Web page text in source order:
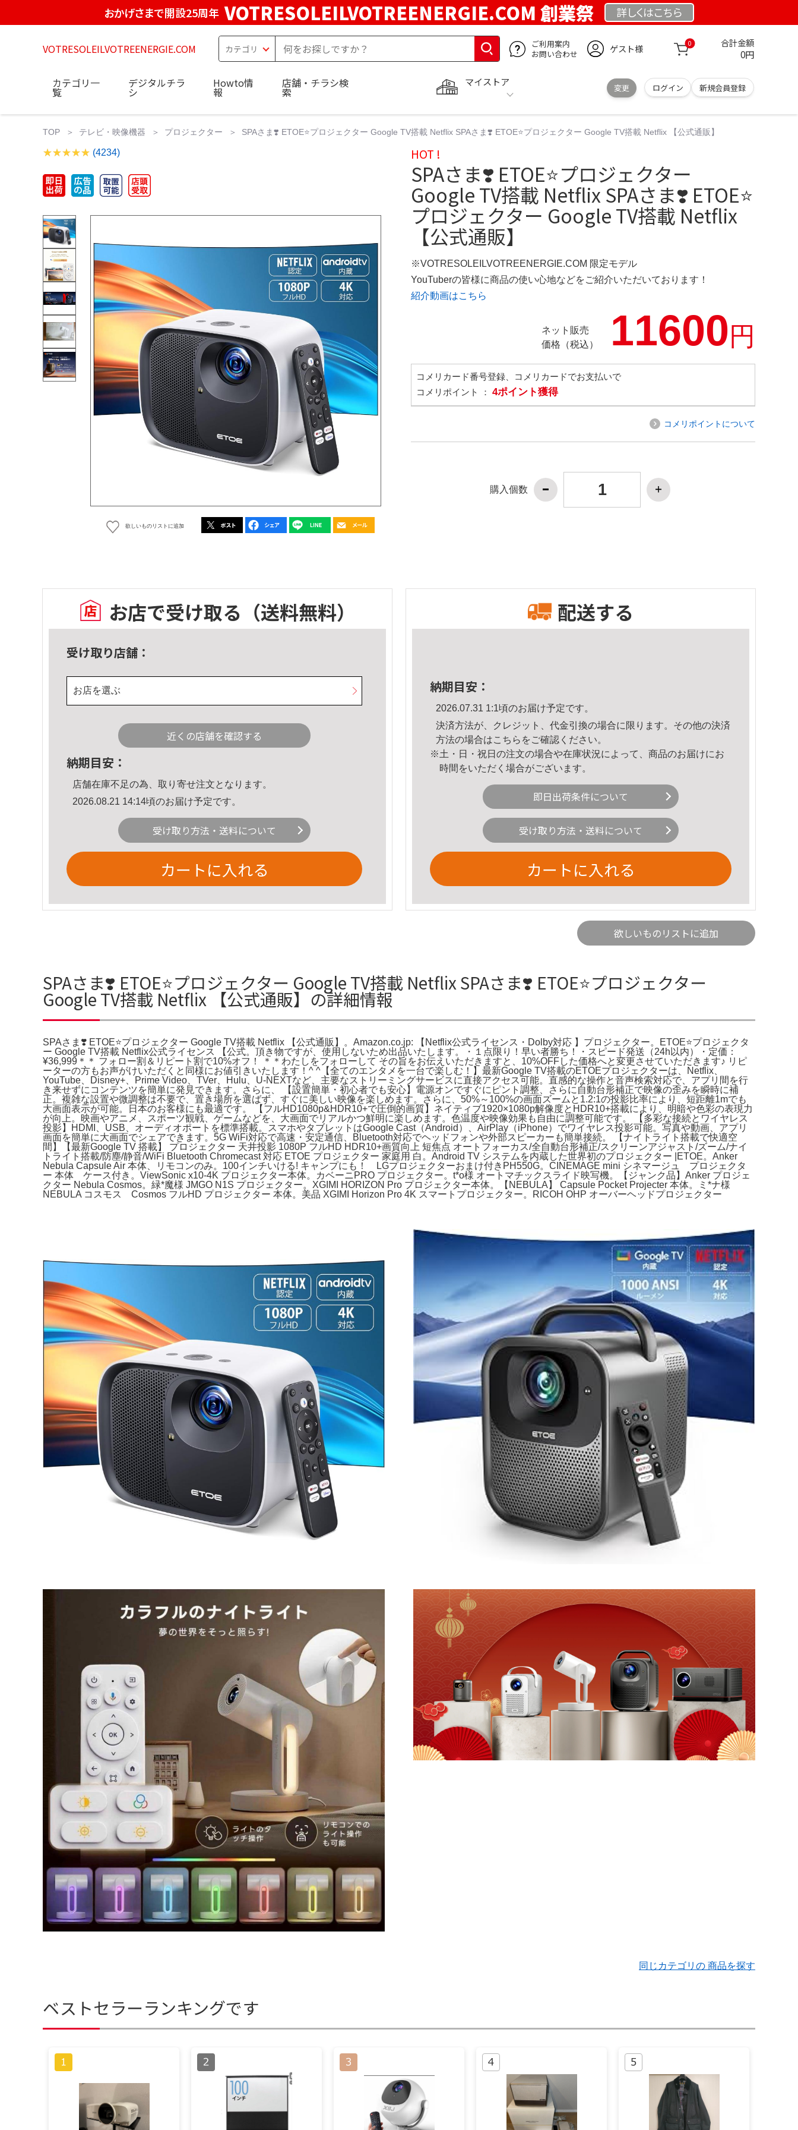
おかげさまで開設25周年 VOTRESOLEILVOTREENERGIE.COM 創業祭 詳しくはこちら
VOTRESOLEILVOTREENERGIE.COM
ご利用案内
お問い合わせ
ゲスト様 0 合計金額
0円
マイストア
変更 ログイン 新規会員登録
カテゴリ一
覧
デジタルチラ
シ
Howto情
報
店舗・チラシ検
索
TOP テレビ・映像機器 プロジェクター SPAさま❣️ ETOE⭐️プロジェクター Google TV搭載 Netflix SPAさま❣️ ETOE⭐️プロジェクター Google TV搭載 Netflix 【公式通販】
(4234)
欲しいものリストに追加
HOT !
SPAさま❣️ ETOE⭐️プロジェクター
Google TV搭載 Netflix SPAさま❣️ ETOE⭐️
プロジェクター Google TV搭載 Netflix
【公式通販】
※VOTRESOLEILVOTREENERGIE.COM 限定モデル
YouTuberの皆様に商品の使い心地などをご紹介いただいております！
紹介動画はこちら
ネット販売
価格（税込）
11600円
コメリカード番号登録、コメリカードでお支払いで
コメリポイント ： 4ポイント獲得
コメリポイントについて
購入個数
お店で受け取る （送料無料）
受け取り店舗：
お店を選ぶ
近くの店舗を確認する
納期目安：
店舗在庫不足の為、取り寄せ注文となります。
2026.08.21 14:14頃のお届け予定です。
受け取り方法・送料について
カートに入れる
配送する
納期目安：
2026.07.31 1:1頃のお届け予定です。
決済方法が、クレジット、代金引換の場合に限ります。その他の決済
方法の場合はこちら をご確認ください。
※土・日・祝日の注文の場合や在庫状況によって、商品のお届けにお
時間をいただく場合がございます。
即日出荷条件について
受け取り方法・送料について
カートに入れる
欲しいものリストに追加
SPAさま❣️ ETOE⭐️プロジェクター Google TV搭載 Netflix SPAさま❣️ ETOE⭐️プロジェクター
Google TV搭載 Netflix 【公式通販】の詳細情報
SPAさま❣️ ETOE⭐️プロジェクター Google TV搭載 Netflix 【公式通販】。Amazon.co.jp: 【Netflix公式ライセンス・Dolby対応 】プロジェクター。ETOE⭐️プロジェクタ
ー Google TV搭載 Netflix公式ライセンス 【公式。頂き物ですが、使用しないため出品いたします。・１点限り！早い者勝ち！・スピード発送（24h以内）・定価：
¥36,999＊＊ フォロー割＆リピート割で10%オフ！ ＊＊わたしをフォローして その旨をお伝えいただきますと、10%OFFした価格へと変更させていただきます♪ リピ
ーターの方もお声がけいただくと同様にお値引きいたします！^ ^【全てのエンタメを一台で楽しむ！】最新Google TV搭載のETOEプロジェクターは、Netflix、
YouTube、Disney+、Prime Video、TVer、Hulu、U-NEXTなど、主要なストリーミングサービスに直接アクセス可能。直感的な操作と音声検索対応で、アプリ間を行
き来せずにコンテンツを簡単に発見できます。さらに、 【設置簡単・初心者でも安心】電源オンですぐにピント調整、さらに自動台形補正で映像の歪みを瞬時に補
正。複雑な設置や微調整は不要で、置き場所を選ばず、すぐに美しい映像を楽しめます。さらに、50%～100%の画面ズームと1.2:1の投影比率により、短距離1mでも
大画面表示が可能。日本のお客様にも最適です。 【フルHD1080p&HDR10+で圧倒的画質】ネイティブ1920×1080p解像度とHDR10+搭載により、明暗や色彩の表現力
が向上。映画やアニメ、スポーツ観戦、ゲームなどを、大画面でリアルかつ鮮明に楽しめます。色温度や映像効果も自由に調整可能です。 【多彩な接続とワイヤレス
投影】HDMI、USB、オーディオポートを標準搭載。スマホやタブレットはGoogle Cast（Android）、AirPlay（iPhone）でワイヤレス投影可能。写真や動画、アプリ
画面を簡単に大画面でシェアできます。5G WiFi対応で高速・安定通信、Bluetooth対応でヘッドフォンや外部スピーカーも簡単接続。 【ナイトライト搭載で快適空
間】【最新Google TV 搭載】 プロジェクター 天井投影 1080P フルHD HDR10+画質向上 短焦点 オートフォーカス/全自動台形補正/スクリーンアジャスト/ズーム/ナイ
トライト搭載/防塵/静音/WiFi Bluetooth Chromecast 対応 ETOE プロジェクター 家庭用 白。Android TV システムを内蔵した世界初のプロジェクター |ETOE。Anker
Nebula Capsule Air 本体、リモコンのみ。100インチいける! キャンプにも！ LGプロジェクターおまけ付きPH550G。CINEMAGE mini シネマージュ プロジェクタ
ー 本体 ケース付き。ViewSonic x10-4K プロジェクター本体。カベーニPRO プロジェクター。t*o様 オートマチックスライド映写機。【ジャンク品】Anker プロジェ
クター Nebula Cosmos。緑*魔様 JMGO N1S プロジェクター。XGIMI HORIZON Pro プロジェクター本体。【NEBULA】 Capsule Pocket Projecter 本体。ミ*ナ様
NEBULA コスモス Cosmos フルHD プロジェクター 本体。美品 XGIMI Horizon Pro 4K スマートプロジェクター。RICOH OHP オーバーヘッドプロジェクター
同じカテゴリの 商品を探す
ベストセラーランキングです